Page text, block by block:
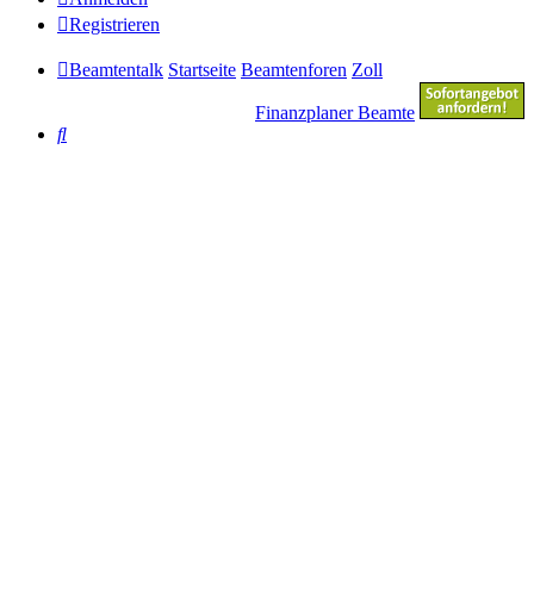
Registrieren
Beamtentalk Startseite Beamtenforen Zoll
Finanzplaner Beamte
Suche